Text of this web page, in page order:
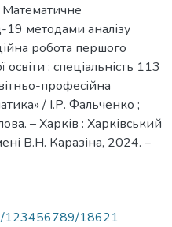
Математичне
19 методами аналізу
робота першого
: спеціальність 113
професійна
/ І.Р. Фальченко ;
– Харків : Харківський
В.Н. Каразіна, 2024. –
123456789/18621